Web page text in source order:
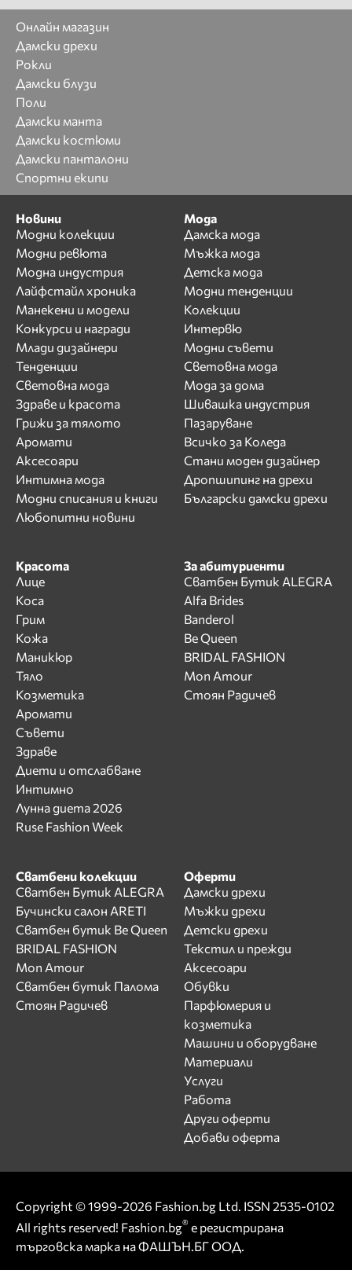
Онлайн магазин
Дамски дрехи
Рокли
Дамски блузи
Поли
Дамски манта
Дамски костюми
Дамски панталони
Спортни екипи
Новини
Модни колекции
Модни ревюта
Модна индустрия
Лайфстайл хроника
Манекени и модели
Конкурси и награди
Млади дизайнери
Тенденции
Световна мода
Здраве и красота
Грижи за тялото
Аромати
Аксесоари
Интимна мода
Модни списания и книги
Любопитни новини
Мода
Дамска мода
Мъжка мода
Детска мода
Модни тенденции
Колекции
Интервю
Модни съвети
Световна мода
Мода за дома
Шивашка индустрия
Пазаруване
Всичко за Коледа
Стани моден дизайнер
Дропшипинг на дрехи
Български дамски дрехи
Красота
Лице
Коса
Грим
Кожа
Маникюр
Тяло
Козметика
Аромати
Съвети
Здраве
Диети и отслабване
Интимно
Лунна диета 2026
Ruse Fashion Week
За абитуриенти
Сватбен Бутик ALEGRA
Alfa Brides
Banderol
Be Queen
BRIDAL FASHION
Mon Amour
Стоян Радичев
Сватбени колекции
Сватбен Бутик ALEGRA
Бучински салон ARETI
Сватбен бутик Be Queen
BRIDAL FASHION
Mon Amour
Сватбен бутик Палома
Стоян Радичев
Оферти
Дамски дрехи
Мъжки дрехи
Детски дрехи
Текстил и прежди
Аксесоари
Обувки
Парфюмерия и
козметика
Машини и оборудване
Материали
Услуги
Работа
Други оферти
Добави оферта
Copyright © 1999-2026 Fashion.bg Ltd. ISSN 2535-0102
All rights reserved! Fashion.bg® е регистрирана
търговска марка на ФАШЪН.БГ ООД.